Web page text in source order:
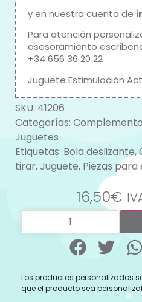
y en nuestra cuenta de
Para atención
asesoramiento
+34 656 36 20 22
Juguete Estimulación
SKU: 41206
Categorías:
Juguetes
Etiquetas: Bola deslizante,
tirar,Juguete, Piezas
16,50€
Los productos personalizados
que el producto sea